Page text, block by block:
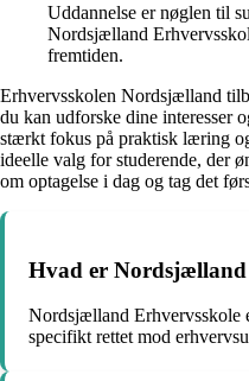
Uddannelse er nøglen til
Nordsjælland
fremtiden.
Erhvervsskolen Nordsjælland
du kan udforske dine interesser
stærkt fokus på praktisk læring
ideelle valg for studerende, der
om optagelse i dag og tag det
Hvad er Nordsjælland
Nordsjælland Erhvervsskole
specifikt rettet mod